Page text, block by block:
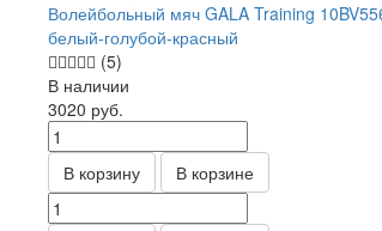
Волейбольный мяч GALA Training
белый-голубой-красный
(5)
В наличии
3020 руб.
В корзину В корзине